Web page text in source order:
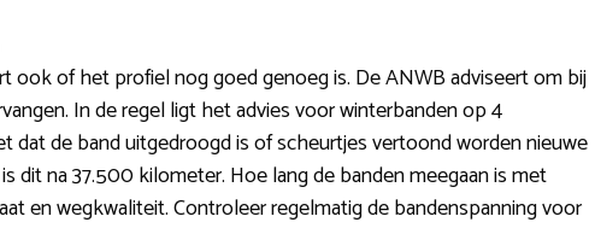
ook of het profiel nog goed genoeg is. De ANWB adviseert om bij
In de regel ligt het advies voor winterbanden op 4
dat de band uitgedroogd is of scheurtjes vertoond worden nieuwe
dit na 37.500 kilometer. Hoe lang de banden meegaan is met
en wegkwaliteit. Controleer regelmatig de bandenspanning voor